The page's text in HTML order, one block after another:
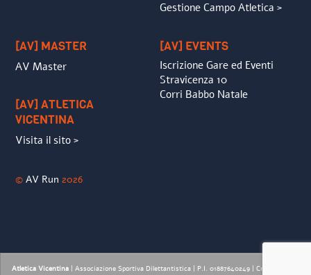
Gestione Campo Atletica >
[AV] MASTER
AV Master
[AV] ATLETICA
VICENTINA
Visita il sito >
[AV] EVENTS
Iscrizione Gare ed Eventi
Stravicenza 10
Corri Babbo Natale
©AV Run 2026
Atletica Vicentina | Associazione Sportiva Dilettantistica | P.I. 01887640249 | Credits